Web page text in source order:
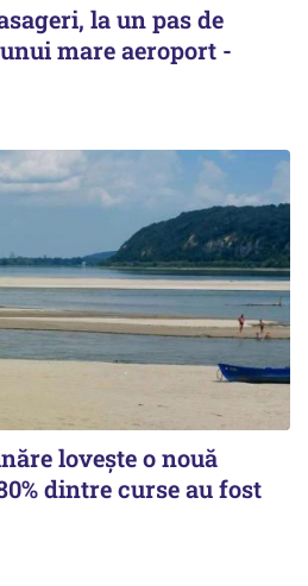
la un pas de
mare aeroport -
lovește o nouă
dintre curse au fost